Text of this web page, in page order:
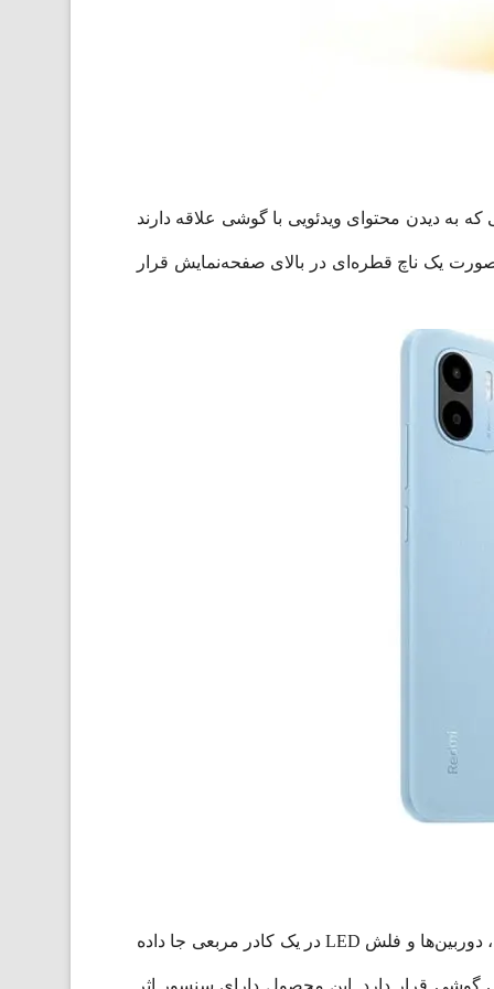
دیدن محتوای ویدئویی با گوشی علاقه دارند
سلفی این گوشی موبایل به صورت یک ناچ قطره‌ای در بالای صفحه‌نمایش قرار
بدنه پشتی این گوشی دارای انحنای جزئی است که باعث می‌شود در دست به راحتی جا بگیرد. اجزای پشتی گوشی یعنی ، دوربین‌ها و فلش LED در یک کادر مربعی جا داده
هدفون در قسمت بالایی گوشی قرار دارد. این محصول دارای سنسور اثر